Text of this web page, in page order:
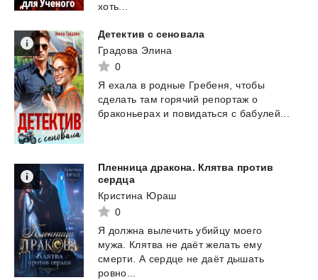
хоть...
Детектив с сеновала
Градова Элина
0
Я ехала в родные Гребеня,
чтобы
сделать там горячий репортаж о
браконьерах и повидаться с бабулей...
Пленница дракона. Клятва против
сердца
Кристина Юраш
0
Я должна вылечить убийцу моего
мужа. Клятва не даёт желать ему
смерти. А сердце не даёт дышать
ровно...